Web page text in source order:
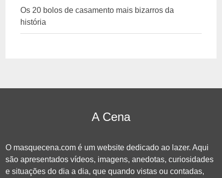
Os 20 bolos de casamento mais bizarros da
história
A Cena
O masquecena.com é um website dedicado ao lazer. Aqui
são apresentados vídeos, imagens, anedotas, curiosidades
e situações do dia a dia, que quando vistas ou contadas,